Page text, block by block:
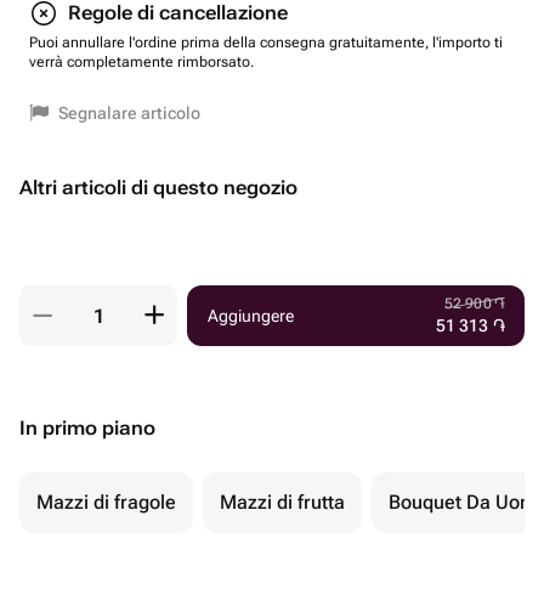
Regole di cancellazione
Puoi annullare l'ordine prima della consegna gratuitamente, l'importo ti
verrà completamente rimborsato.
Segnalare articolo
Altri articoli di questo negozio
Aggiungere
52 900֏
51 313 ֏
In primo piano
Mazzi di fragole Mazzi di frutta Bouquet Da